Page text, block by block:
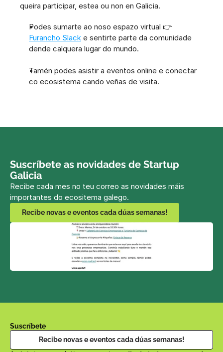
queira participar, estea ou non en Galicia.
Furancho Slack e sentirte parte da comunidade
dende calquera lugar do mundo.
Tamén podes asistir a eventos online e conectar
co ecosistema cando veñas de visita.
Suscríbete as novidades de Startup
Galicia
Recibe cada mes no teu correo as novidades máis
importantes do ecositema galego.
Recibe novas e eventos cada dúas semanas!
Suscríbete
Recibe novas e eventos cada dúas semanas!